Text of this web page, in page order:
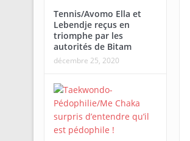
Tennis/Avomo Ella et
Lebendje reçus en
triomphe par les
autorités de Bitam
décembre 25, 2020